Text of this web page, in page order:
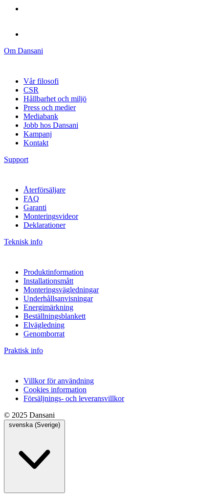
Om Dansani
Vår filosofi
CSR
Hållbarhet och miljö
Press och medier
Mediabank
Jobb hos Dansani
Kampanj
Kontakt
Support
Återförsäljare
FAQ
Garanti
Monteringsvideor
Deklarationer
Teknisk info
Produktinformation
Installationsmått
Monteringsvägledningar
Underhållsanvisningar
Energimärkning
Beställningsblankett
Elvägledning
Genomborrat
Praktisk info
Villkor för användning
Cookies information
Försäljnings- och leveransvillkor
© 2025 Dansani
svenska (Sverige)